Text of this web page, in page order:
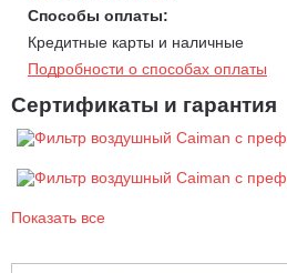
Способы оплаты:
Кредитные карты и наличные
Подробности о способах оплаты
Сертификаты и гарантия
Показать все